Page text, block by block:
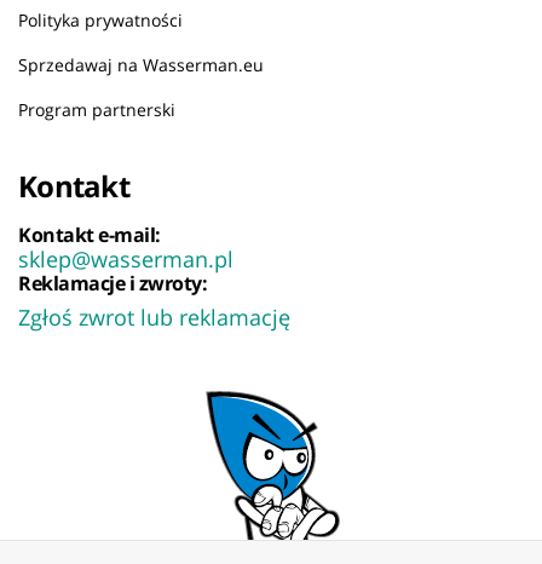
Polityka prywatności
Sprzedawaj na Wasserman.eu
Program partnerski
Kontakt
Kontakt e-mail:
sklep@wasserman.pl
Reklamacje i zwroty:
Zgłoś zwrot lub reklamację